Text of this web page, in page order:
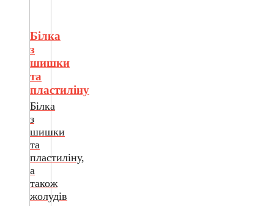
Білка
з
шишки
та
пластиліну
Білка
з
шишки
та
пластиліну,
а
також
жолудів